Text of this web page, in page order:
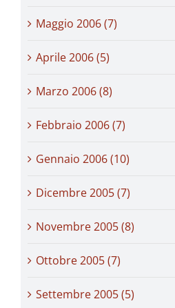
Maggio 2006 (7)
Aprile 2006 (5)
Marzo 2006 (8)
Febbraio 2006 (7)
Gennaio 2006 (10)
Dicembre 2005 (7)
Novembre 2005 (8)
Ottobre 2005 (7)
Settembre 2005 (5)